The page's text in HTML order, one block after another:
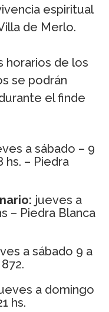
espiritual
de Merlo.
horarios de los
se podrán
el finde
a sábado – 9
hs. – Piedra
jueves a
– Piedra Blanca
a sábado 9 a
a domingo
hs.